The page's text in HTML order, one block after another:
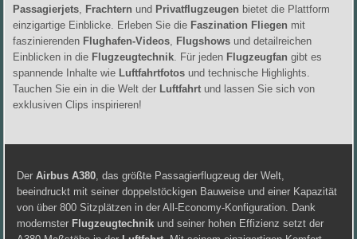
Passagierjets Frachtern und Privatflugzeugen bietet die Plattform
einzigartige Einblicke. Erleben Sie die Faszination Fliegen mit
faszinierenden Flughafen-Videos Flugshows und detailreichen
Einblicken in die Flugzeugtechnik . Für jeden Flugzeugfan gibt es
spannende Inhalte wie Luftfahrtfotos und technische Highlights.
Tauchen Sie ein in die Welt der Luftfahrt und lassen Sie sich von
exklusiven Clips inspirieren!
DerAirbus A380 , das größte Passagierflugzeug der Welt,
beeindruckt mit seiner doppelstöckigen Bauweise und einer Kapazität
von über 800 Sitzplätzen in der All-Economy-Konfiguration. Dank
modernster Flugzeugtechnik und seiner hohen Effizienz setzt der